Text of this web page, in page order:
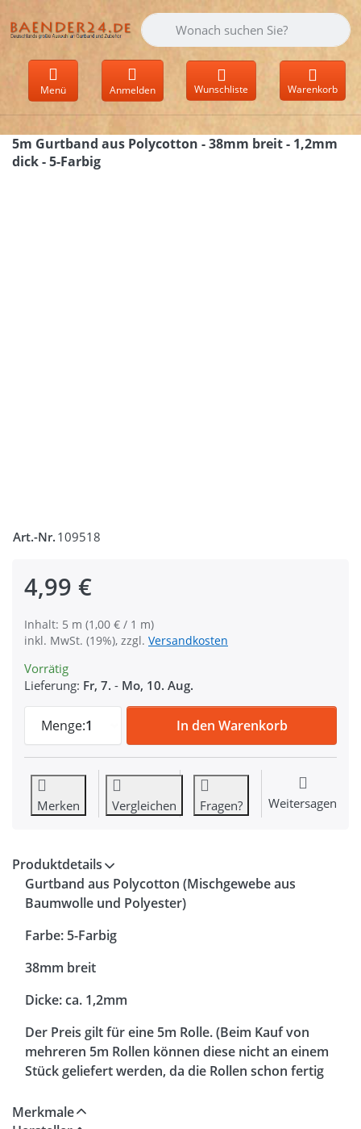
Geben Sie einen Suchbegriff ein.
Menü Anmelden Wunschliste Warenkorb
5m Gurtband aus Polycotton - 38mm breit - 1,2mm
dick - 5-Farbig
Art.-Nr. 109518
4,99 €
Inhalt: 5 m (1,00 € / 1 m)
inkl. MwSt. (19%), zzgl. Versandkosten
Vorrätig
Lieferung: Fr, 7. - Mo, 10. Aug.
Menge:1
5m Gurtband aus Polycotton - 38mm
In den Warenkorb
Merken Vergleichen Fragen? Weitersagen
Produktdetails
Gurtband aus Polycotton (Mischgewebe aus
Baumwolle und Polyester)
Farbe: 5-Farbig
38mm breit
Dicke: ca. 1,2mm
Der Preis gilt für eine 5m Rolle. (Beim Kauf von
mehreren 5m Rollen können diese nicht an einem
Stück geliefert werden, da die Rollen schon fertig
Merkmale